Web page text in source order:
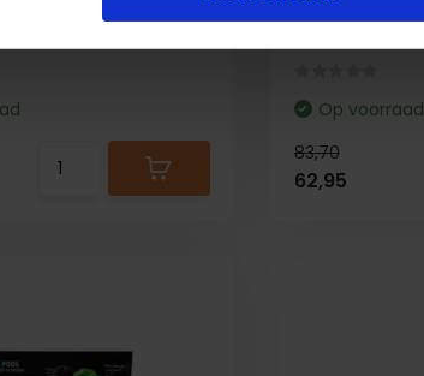
Op voorraad
83,70
62,95